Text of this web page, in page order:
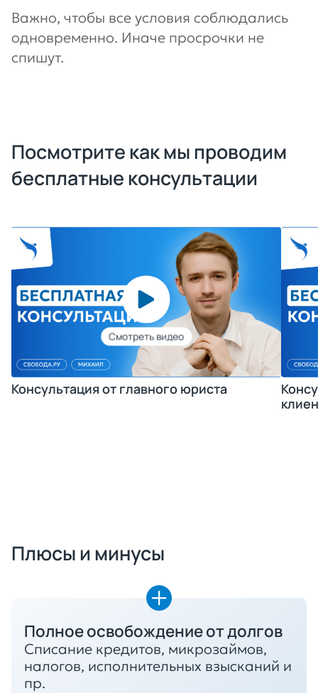
Важно, чтобы все условия соблюдались
одновременно. Иначе просрочки не
спишут.
Посмотрите как мы проводим
бесплатные консультации
Консультация от главного юриста
Плюсы и минусы
Полное освобождение от долгов
Списание кредитов, микрозаймов,
налогов, исполнительных взысканий и
пр.